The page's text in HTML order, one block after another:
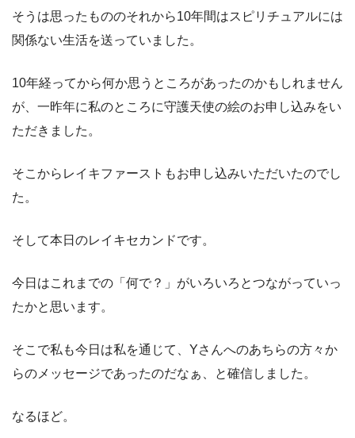
そうは思ったもののそれから10年間はスピリチュアルには
関係ない生活を送っていました。
10年経ってから何か思うところがあったのかもしれません
が、一昨年に私のところに守護天使の絵のお申し込みをい
ただきました。
そこからレイキファーストもお申し込みいただいたのでし
た。
そして本日のレイキセカンドです。
今日はこれまでの「何で？」がいろいろとつながっていっ
たかと思います。
そこで私も今日は私を通じて、Yさんへのあちらの方々か
らのメッセージであったのだなぁ、と確信しました。
なるほど。